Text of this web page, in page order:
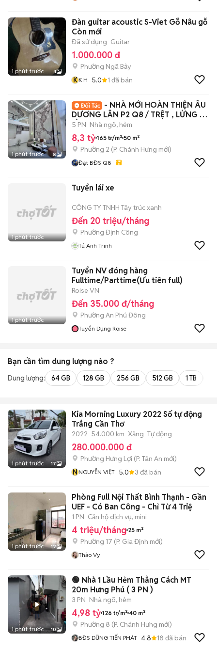
1 phút trước 4
Đàn guitar acoustic S-Viet Gỗ Nâu gỗ
Còn mới
Đã sử dụng Guitar
1.000.000 đ
Phường Ngã Bảy
KK H 5.0 1 đã bán
1 phút trước 8
- NHÀ MỚI HOÀN THIỆN ÂU
DƯƠNG LÂN P2 Q8 / TRỆT , LỬNG , 2
LẦU ST 🔥
5 PN Nhà ngõ, hẻm
8,3 tỷ 165 tr/m² 50 m²
Phường 2 (P. Chánh Hưng mới)
Đạt BĐS Q8
1 phút trước
Tuyển lái xe
CÔNG TY TNHH Tây trúc xanh
Đến 20 triệu/tháng
Phường Định Công
Tú Anh Trinh
1 phút trước
Tuyển NV đóng hàng
Fulltime/Parttime(Ưu tiên full)
Roise VN
Đến 35.000 đ/tháng
Phường An Phú Đông
Tuyển Dụng Roise
Bạn cần tìm dung lượng nào ?
Dung lượng: 64 GB 128 GB 256 GB 512 GB 1 TB
1 phút trước 17
Kia Morning Luxury 2022 Số tự động
Trắng Cần Thơ
2022 54.000 km Xăng Tự động
280.000.000 đ
Phường Hưng Lợi (P. Tân An mới)
NNGUYỄN VIỆT 5.0 3 đã bán
1 phút trước 12
Phòng Full Nội Thất Bình Thạnh - Gần
UEF - Có Ban Công - Chỉ Từ 4 Triệ
1 PN Căn hộ dịch vụ, mini
4 triệu/tháng 25 m²
Phường 17 (P. Gia Định mới)
Thảo Vy
1 phút trước 10
🟢 Nhà 1 Lầu Hẻm Thẳng Cách MT
20m Hưng Phú ( 3 PN )
3 PN Nhà ngõ, hẻm
4,98 tỷ 126 tr/m² 40 m²
Phường 8 (P. Chánh Hưng mới)
BĐS DŨNG TIẾN PHÁT 4.8 18 đã bán